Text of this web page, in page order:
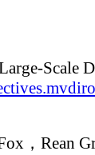
Scale
， Rean